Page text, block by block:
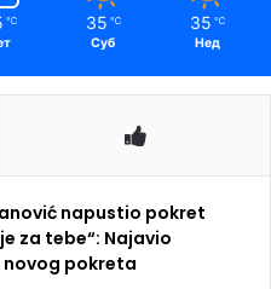
℃ 35 ℃
Суб
35 ℃
Нед
napustio pokret
za tebe“: Najavio
pokreta